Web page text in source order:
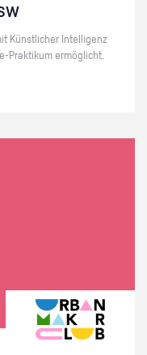
Künst­li­cher In­tel­li­genz
Prak­ti­kum er­mög­licht.